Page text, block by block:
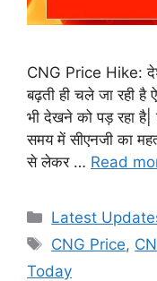
CNG Price Hike:
बढ़ती ही चले जा रही
भी देखने को पड़ रहा
समय में सीएनजी का
से लेकर … Read
Categories
Latest
Tags
CNG Price,
Today